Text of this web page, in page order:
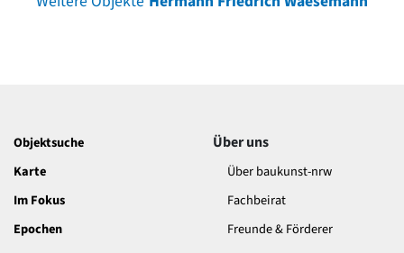
Objektsuche
Karte
Im Fokus
Epochen
Über uns
Über baukunst-nrw
Fachbeirat
Freunde & Förderer